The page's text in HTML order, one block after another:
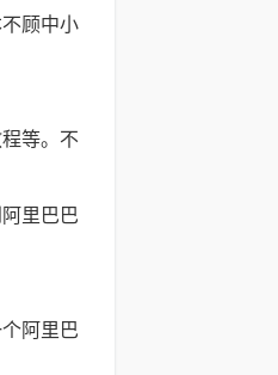
顾中小
等。不
里巴巴
阿里巴